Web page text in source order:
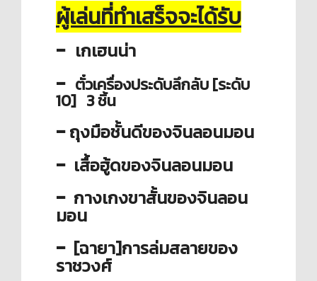
ผู้เล่นที่ทำเสร็จจะได้รับ
- เกเฮนน่า
- ตั๋วเครื่องประดับลึกลับ [ระดับ
10] 3 ชิ้น
-ถุงมือชั้นดีของจินลอนมอน
-เสื้อฮู้ดของจินลอนมอน
-กางเกงขาสั้นของจินลอน
มอน
-[ฉายา]การล่มสลายของ
ราชวงศ์